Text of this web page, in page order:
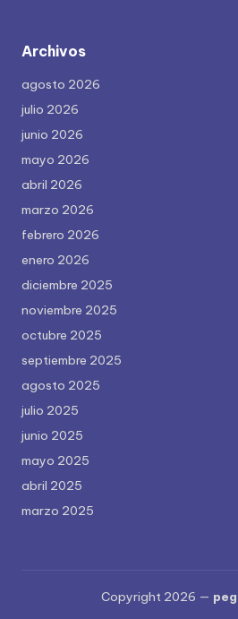
Archivos
agosto 2026
julio 2026
junio 2026
mayo 2026
abril 2026
marzo 2026
febrero 2026
enero 2026
diciembre 2025
noviembre 2025
octubre 2025
septiembre 2025
agosto 2025
julio 2025
junio 2025
mayo 2025
abril 2025
marzo 2025
Copyright 2026 —